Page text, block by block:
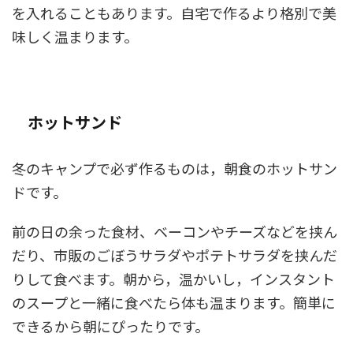
を入れることもあります。自宅で作るより格別で美
味しく温まります。
ホットサンド
冬のキャンプで必ず作るものは，朝食のホットサン
ドです。
前の日の余った食材、ベーコンやチーズなどを挟ん
だり、市販のごぼうサラダやポテトサラダを挟んだ
りして食べます。朝から，温かいし，インスタント
のスープと一緒に食べたら体も温まります。簡単に
できるから朝にぴったりです。